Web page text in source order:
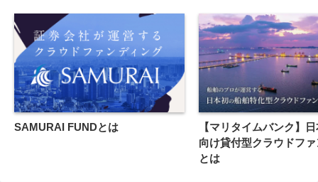
SAMURAI FUNDとは
【マリタイムバンク】
向け貸付型クラウドフ
とは